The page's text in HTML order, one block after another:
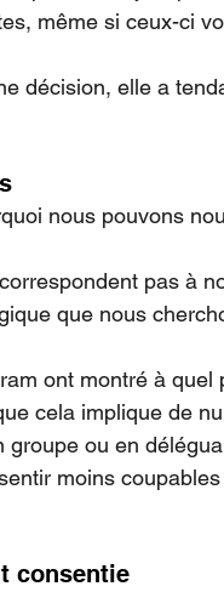
même si ceux-ci
décision, elle a
nous pouvons
pas à
que nous
ont montré à quel
cela implique de
groupe ou en
moins
consentie